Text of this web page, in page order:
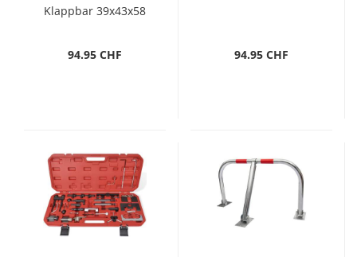
Klappbar 39x43x58
94.95 CHF
94.95 CHF